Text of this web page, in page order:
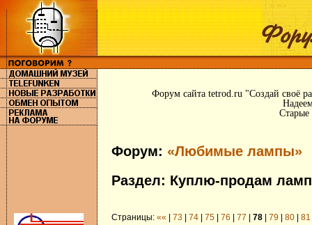
Форум сайта tetrod.ru "Создай своё
Старые
Форум: «Любимые лампы»
Раздел: Куплю-продам
Страницы: «« 73 74 75 76 77 78 79 80 81